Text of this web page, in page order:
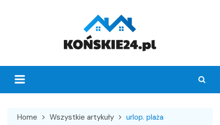
Home Wszystkie artykuły urlop. plaża